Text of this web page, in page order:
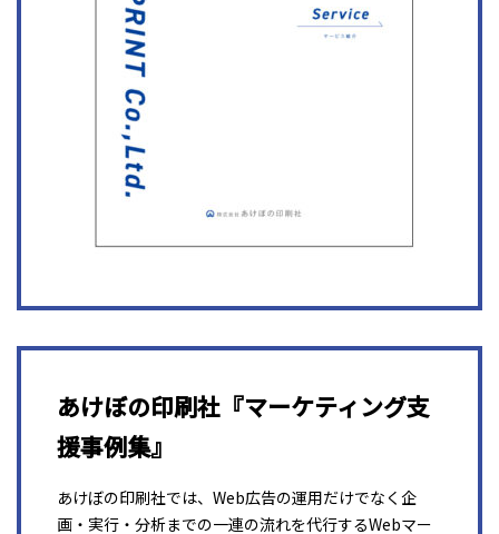
あけぼの印刷社『マーケティング支
援事例集』
あけぼの印刷社では、Web広告の運用だけでなく企
画・実行・分析までの一連の流れを代行するWebマー